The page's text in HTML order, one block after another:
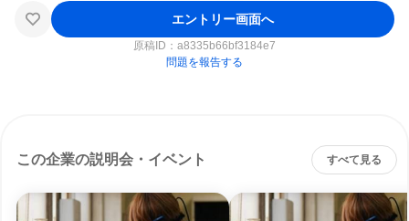
エントリー画面へ
原稿ID： a8335b66bf3184e7
問題を報告する
この企業の説明会・イベント すべて見る